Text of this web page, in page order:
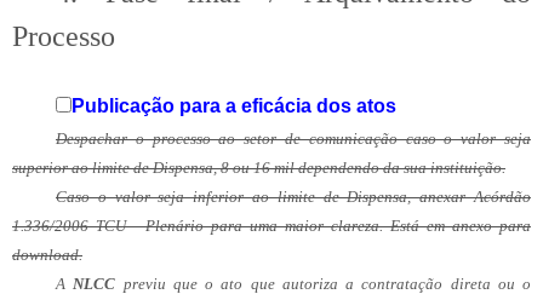
Processo
Publicação para a eficácia dos atos
Despachar o processo ao setor de comunicação caso o valor seja
superior ao limite de Dispensa, 8 ou 16 mil dependendo da sua instituição.
Caso o valor seja inferior ao limite de Dispensa, anexar Acórdão
1.336/2006 TCU - Plenário para uma maior clareza. Está em anexo para
download.
A NLCC previu que o ato que autoriza a contratação direta ou o